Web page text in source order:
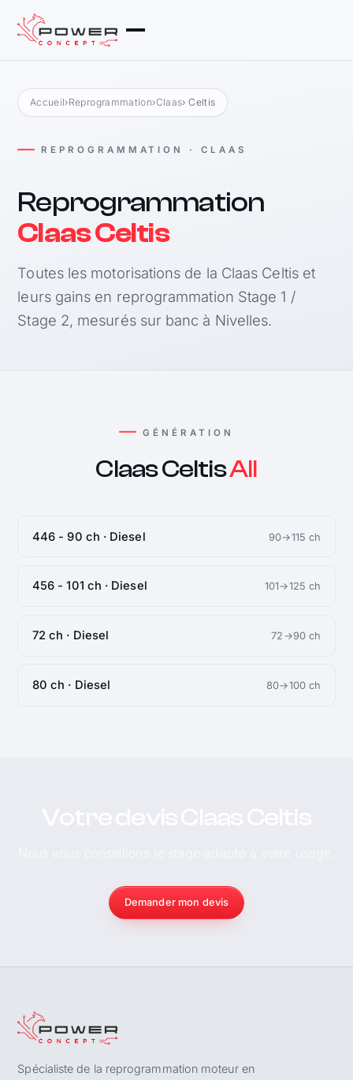
Accueil›Reprogrammation›Claas› Celtis
REPROGRAMMATION · CLAAS
Reprogrammation
Claas Celtis
Toutes les motorisations de la Claas Celtis et
leurs gains en reprogrammation Stage 1 /
Stage 2, mesurés sur banc à Nivelles.
GÉNÉRATION
Claas CeltisAll
446 - 90 ch · Diesel 90→115 ch
456 - 101 ch · Diesel 101→125 ch
72 ch · Diesel 72→90 ch
80 ch · Diesel 80→100 ch
Demander mon devis
Spécialiste de la reprogrammation moteur en